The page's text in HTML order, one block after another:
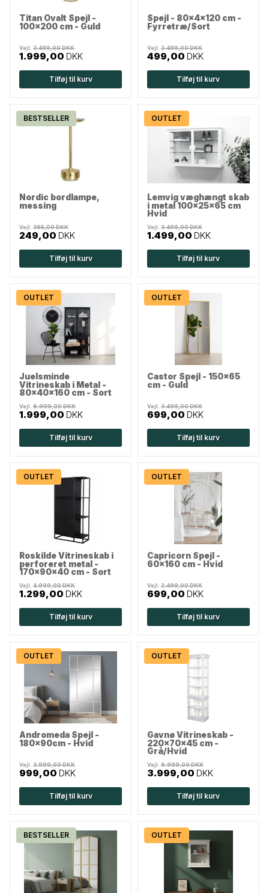
Titan Ovalt Spejl -
100x200 cm - Guld
1.999,00 DKK
Vejl.3.499,00 DKK
Tilføj til kurv
Spejl - 80x4x120 cm -
Fyrretræ/Sort
499,00 DKK
Vejl. 2.499,00 DKK
Tilføj til kurv
BESTSELLER
Nordic bordlampe,
messing
249,00 DKK
Vejl.365,00 DKK
Tilføj til kurv
OUTLET
Lemvig væghængt skab
i metal 100x25x65 cm
Hvid
1.499,00 DKK
Vejl. 3.499,00 DKK
Tilføj til kurv
OUTLET
Juelsminde
Vitrineskab i Metal -
80x40x160 cm - Sort
1.999,00 DKK
Vejl.6.999,00 DKK
Tilføj til kurv
OUTLET
Castor Spejl - 150x65
cm - Guld
699,00 DKK
Vejl. 3.499,00 DKK
Tilføj til kurv
OUTLET
Roskilde Vitrineskab i
perforeret metal -
170x90x40 cm - Sort
1.299,00 DKK
Vejl.4.999,00 DKK
Tilføj til kurv
OUTLET
Capricorn Spejl -
60x160 cm - Hvid
699,00 DKK
Vejl. 2.499,00 DKK
Tilføj til kurv
OUTLET
Andromeda Spejl -
180x90cm - Hvid
999,00 DKK
Vejl.3.999,00 DKK
Tilføj til kurv
OUTLET
Gavnø Vitrineskab -
220x70x45 cm -
Grå/Hvid
3.999,00 DKK
Vejl. 6.999,00 DKK
Tilføj til kurv
BESTSELLER OUTLET